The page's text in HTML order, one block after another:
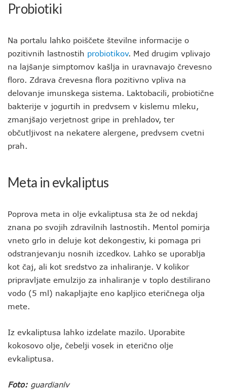
Probiotiki
Na portalu lahko poiščete številne informacije o
pozitivnih lastnostih probiotikov. Med drugim vplivajo
na lajšanje simptomov kašlja in uravnavajo črevesno
floro. Zdrava črevesna flora pozitivno vpliva na
delovanje imunskega sistema. Laktobacili, probiotične
bakterije v jogurtih in predvsem v kislemu mleku,
zmanjšajo verjetnost gripe in prehladov, ter
občutljivost na nekatere alergene, predvsem cvetni
prah.
Meta in evkaliptus
Poprova meta in olje evkaliptusa sta že od nekdaj
znana po svojih zdravilnih lastnostih. Mentol pomirja
vneto grlo in deluje kot dekongestiv, ki pomaga pri
odstranjevanju nosnih izcedkov. Lahko se uporablja
kot čaj, ali kot sredstvo za inhaliranje. V kolikor
pripravljate emulzijo za inhaliranje v toplo destilirano
vodo (5 ml) nakapljajte eno kapljico eteričnega olja
mete.
Iz evkaliptusa lahko izdelate mazilo. Uporabite
kokosovo olje, čebelji vosek in eterično olje
evkaliptusa.
Foto: guardianlv